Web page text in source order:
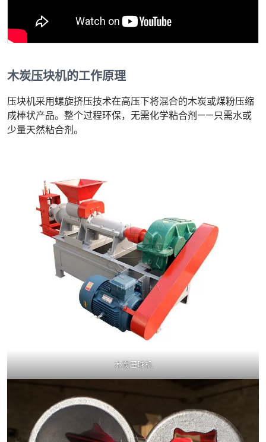
木炭压块机的工作原理
压块机采用螺旋挤压技术在高压下将混合的木炭或煤粉压缩
成棒状产品。整个过程环保，无需化学粘合剂——只需水或
少量天然粘合剂。
木炭压球机